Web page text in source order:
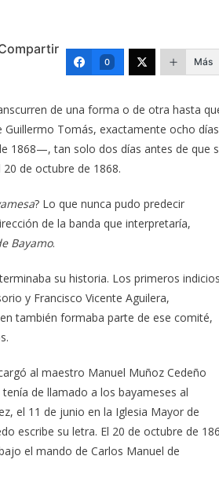
0 Más
de una forma o de otra hasta
Tomás, exactamente ocho días
1868—, tan solo dos días antes de que
de octubre de 1868.
? Lo que nunca pudo predecir
de la banda que interpretaría,
Bayamo.
su historia. Los primeros
y Francisco Vicente Aguilera,
también formaba parte de ese comité,
al maestro Manuel Muñoz Cedeño
de llamado a los bayameses al
el 11 de junio en la Iglesia Mayor de
escribe su letra. El 20 de octubre de
el mando de Carlos Manuel de